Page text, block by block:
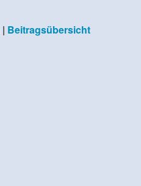
| Beitragsübersicht